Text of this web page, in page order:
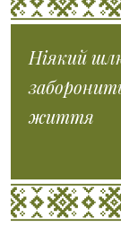
Ніякий
життя